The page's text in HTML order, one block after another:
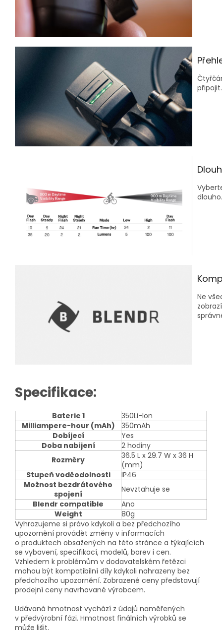
připojit.
dlouho.
Ne
Specifikace:
Baterie 1
350Li-Ion
Milliampere-hour (mAh)
350mAh
Dobíjecí
Yes
Doba nabíjení
2 hodiny
Rozměry
36.5 L x 29.7 W x 36 H
(mm)
Stupeň voděodolnosti
IP46
Možnost bezdrátového
spojení
Nevztahuje se
Blendr compatible
Ano
Weight
80g
Vyhrazujeme si právo kdykoli a bez předchozího
upozornění provádět změny v informacích
o produktech obsažených na této stránce a týkajících
se vybavení, specifikací, modelů, barev i cen.
Vzhledem k problémům v dodavatelském řetězci
mohou být kompatibilní díly kdykoli nahrazeny bez
předchozího upozornění. Zobrazené ceny představují
prodejní ceny navrhované výrobcem.
Udávaná hmotnost vychází z údajů naměřených
v předvýrobní fázi. Hmotnost finálních výrobků se
může lišit.